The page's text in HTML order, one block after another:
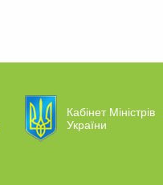
Кабінет Міністрів
України